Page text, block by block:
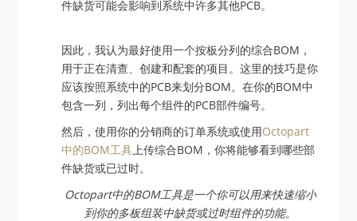
件缺货可能会影响到系统中许多其他PCB。
因此，我认为最好使用一个按板分列的综合BOM，
用于正在清查、创建和配套的项目。这里的技巧是你
应该按照系统中的PCB来划分BOM。在你的BOM中
包含一列，列出每个组件的PCB部件编号。
然后，使用你的分销商的订单系统或使用Octopart
中的BOM工具上传综合BOM，你将能够看到哪些部
件缺货或已过时。
Octopart中的BOM工具是一个你可以用来快速缩小
到你的多板组装中缺货或过时组件的功能。